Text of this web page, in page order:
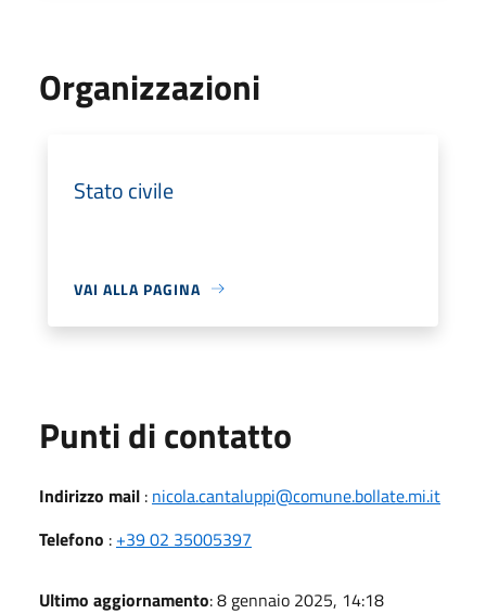
Organizzazioni
Stato civile
VAI ALLA PAGINA
Punti di contatto
Indirizzo mail : nicola.cantaluppi@comune.bollate.mi.it
Telefono : +39 02 35005397
Ultimo aggiornamento: 8 gennaio 2025, 14:18